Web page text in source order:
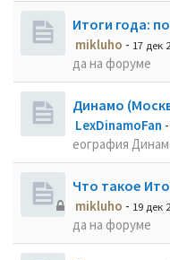
Итоги года:
mikluho - 17 дек
да на форуме
Динамо
LexDinamoFan -
еография
Что такое
mikluho - 19 дек
да на форуме